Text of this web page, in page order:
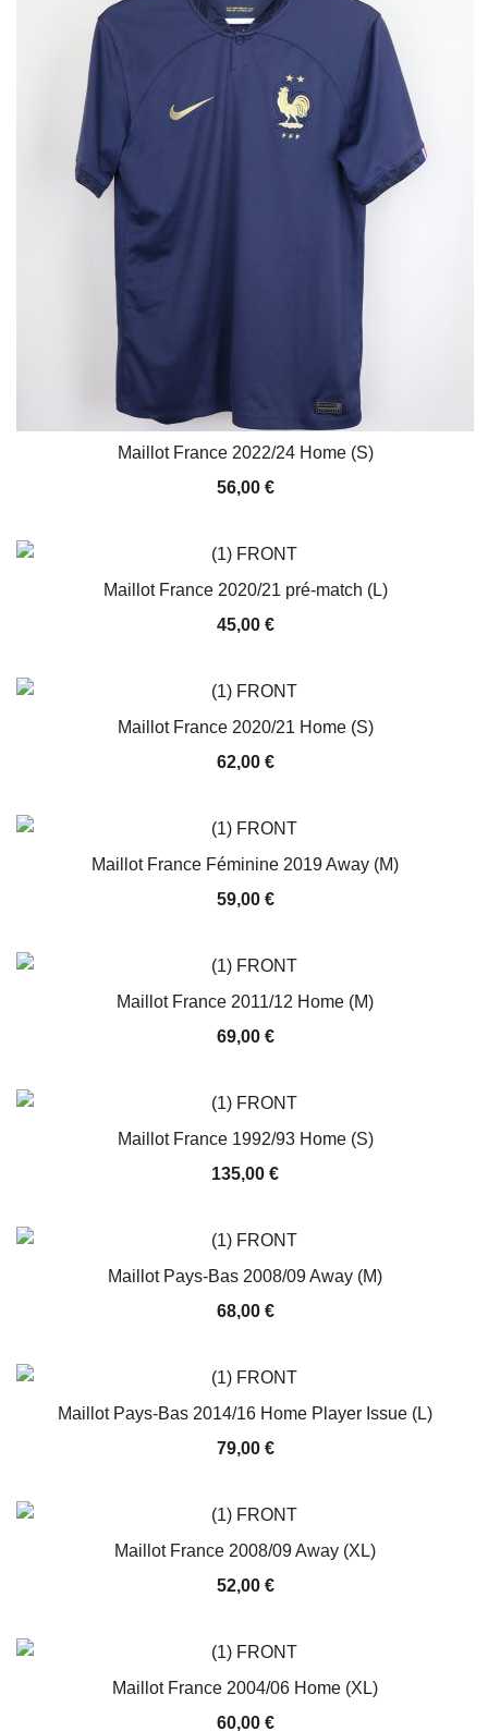
Maillot France 2022/24 Home (S)
56,00 €
Maillot France 2020/21 pré-match (L)
45,00 €
Maillot France 2020/21 Home (S)
62,00 €
Maillot France Féminine 2019 Away (M)
59,00 €
Maillot France 2011/12 Home (M)
69,00 €
Maillot France 1992/93 Home (S)
135,00 €
Maillot Pays-Bas 2008/09 Away (M)
68,00 €
Maillot Pays-Bas 2014/16 Home Player Issue (L)
79,00 €
Maillot France 2008/09 Away (XL)
52,00 €
Maillot France 2004/06 Home (XL)
60,00 €